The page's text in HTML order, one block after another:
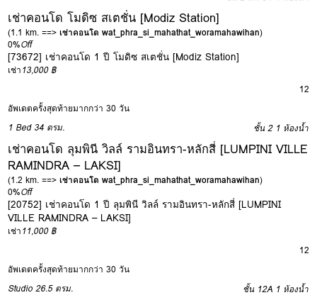
เช่าคอนโด โมดิซ สเตชั่น [Modiz Station]
(1.1 km. ==>เช่าคอนโด wat_phra_si_mahathat_woramahawihan)
0%Off
[73672] เช่าคอนโด 1 ปี โมดิซ สเตชั่น [Modiz Station]
เช่า13,000 ฿
12
อัพเดตครั้งสุดท้ายมากกว่า 30 วัน
1 Bed 34 ตรม. ชั้น 2 1 ห้องน้ำ
เช่าคอนโด ลุมพินี วิลล์ รามอินทรา-หลักสี่ [LUMPINI VILLE
RAMINDRA – LAKSI]
(1.2 km. ==>เช่าคอนโด wat_phra_si_mahathat_woramahawihan)
0%Off
[20752] เช่าคอนโด 1 ปี ลุมพินี วิลล์ รามอินทรา-หลักสี่ [LUMPINI
VILLE RAMINDRA – LAKSI]
เช่า11,000 ฿
12
อัพเดตครั้งสุดท้ายมากกว่า 30 วัน
Studio 26.5 ตรม. ชั้น 12A 1 ห้องน้ำ